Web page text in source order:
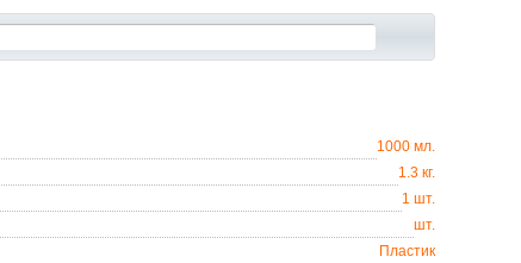
1000 мл.
1.3 кг.
1 шт.
шт.
Пластик